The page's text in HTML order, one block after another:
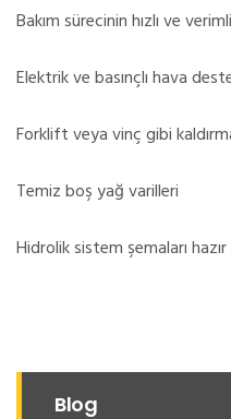
Bakım sürecinin hızlı ve
Elektrik ve basınçlı hava
Forklift veya vinç gibi
Temiz boş yağ varilleri
Hidrolik sistem şemaları hazır
Blog